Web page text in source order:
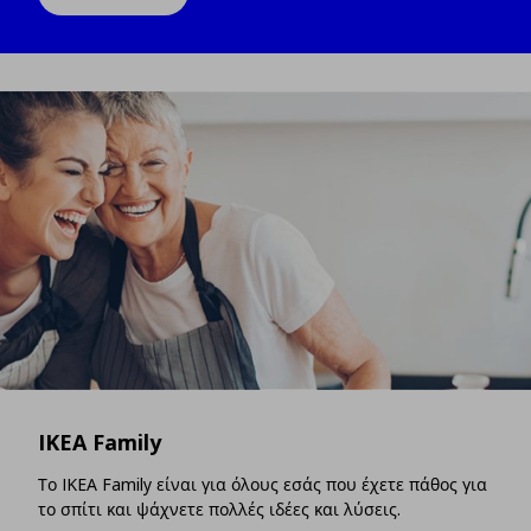
IKEA Family
Το IKEA Family είναι για όλους εσάς που έχετε πάθος για
το σπίτι και ψάχνετε πολλές ιδέες και λύσεις.